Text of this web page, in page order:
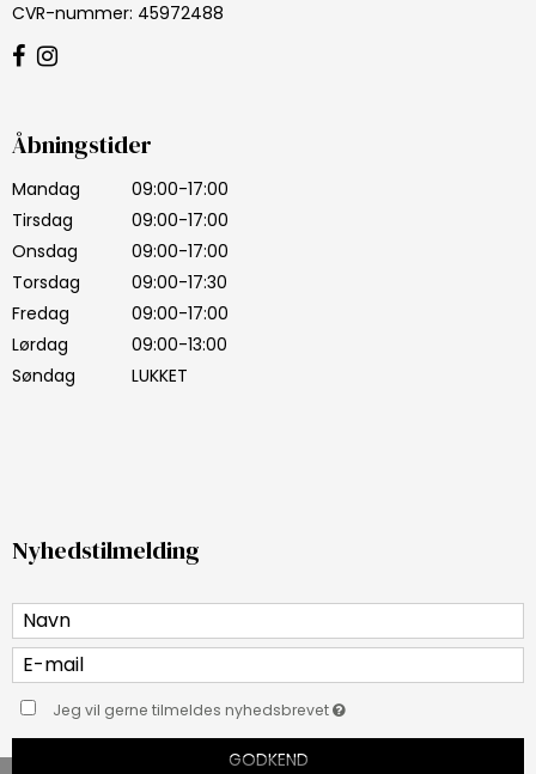
CVR-nummer: 45972488
Åbningstider
Mandag
09:00-17:00
Tirsdag
09:00-17:00
Onsdag
09:00-17:00
Torsdag
09:00-17:30
Fredag
09:00-17:00
Lørdag
09:00-13:00
Søndag
LUKKET
Nyhedstilmelding
Jeg vil gerne tilmeldes nyhedsbrevet
GODKEND